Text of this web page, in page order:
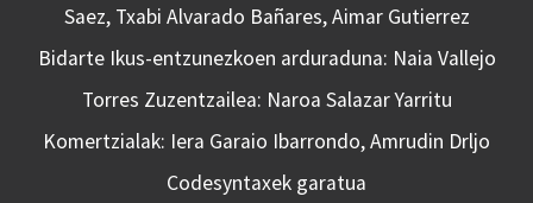
Saez, Txabi Alvarado Bañares, Aimar Gutierrez
Bidarte Ikus-entzunezkoen arduraduna: Naia Vallejo
Torres Zuzentzailea: Naroa Salazar Yarritu
Komertzialak: Iera Garaio Ibarrondo, Amrudin Drljo
Codesyntaxek garatua